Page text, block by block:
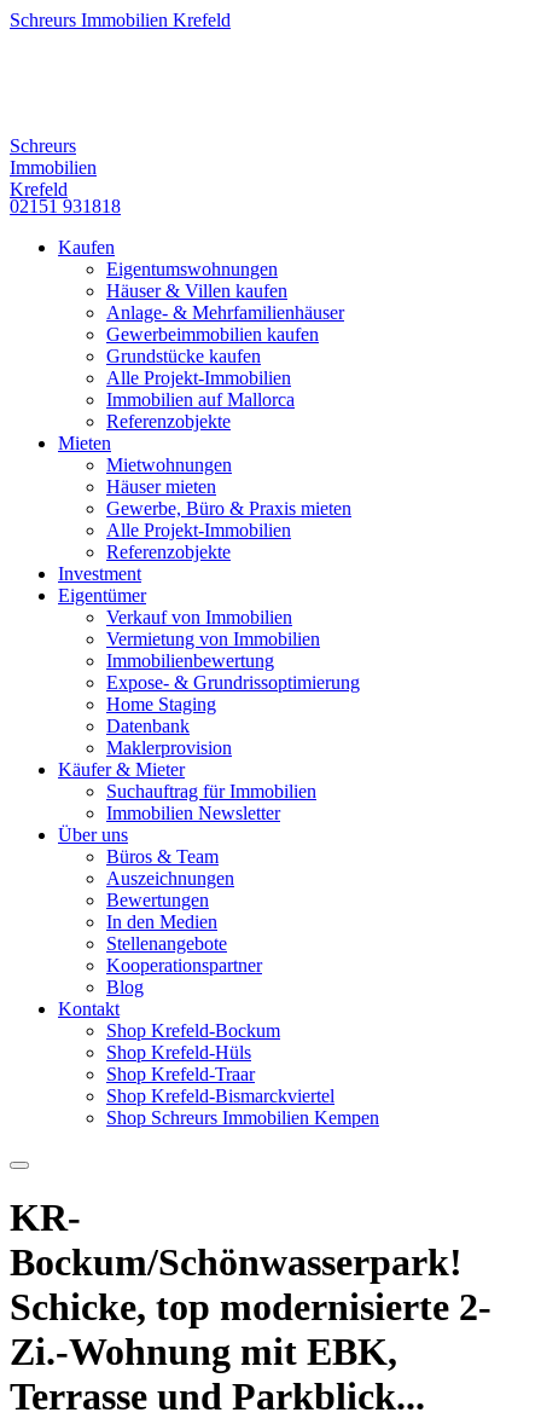
Schreurs Immobilien Krefeld
Schreurs
Immobilien
Krefeld
02151 931818
Kaufen
Eigentumswohnungen
Häuser & Villen kaufen
Anlage- & Mehrfamilienhäuser
Gewerbeimmobilien kaufen
Grundstücke kaufen
Alle Projekt-Immobilien
Immobilien auf Mallorca
Referenzobjekte
Mieten
Mietwohnungen
Häuser mieten
Gewerbe, Büro & Praxis mieten
Alle Projekt-Immobilien
Referenzobjekte
Investment
Eigentümer
Verkauf von Immobilien
Vermietung von Immobilien
Immobilienbewertung
Expose- & Grundrissoptimierung
Home Staging
Datenbank
Maklerprovision
Käufer & Mieter
Suchauftrag für Immobilien
Immobilien Newsletter
Über uns
Büros & Team
Auszeichnungen
Bewertungen
In den Medien
Stellenangebote
Kooperationspartner
Blog
Kontakt
Shop Krefeld-Bockum
Shop Krefeld-Hüls
Shop Krefeld-Traar
Shop Krefeld-Bismarckviertel
Shop Schreurs Immobilien Kempen
KR-
Bockum/Schönwasserpark!
Schicke, top modernisierte 2-
Zi.-Wohnung mit EBK,
Terrasse und Parkblick...